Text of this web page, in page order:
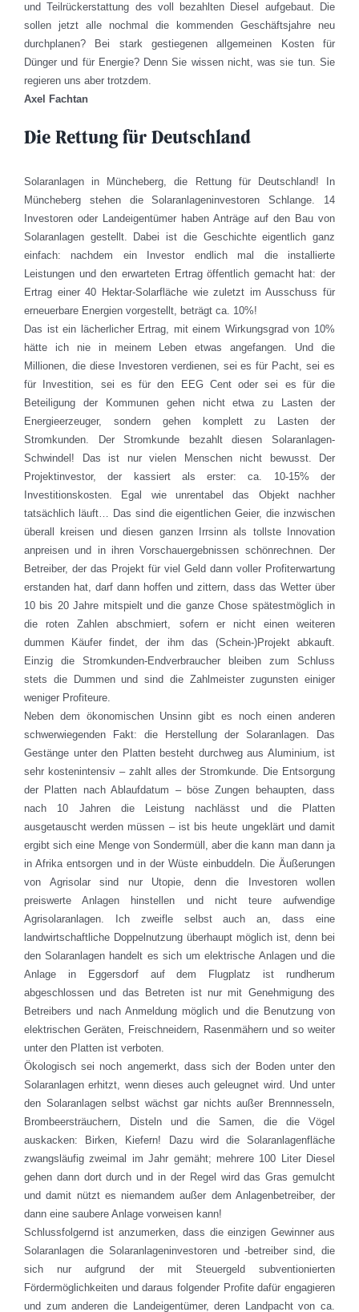
und Teilrückerstattung des voll bezahlten Diesel aufgebaut. Die
sollen jetzt alle nochmal die kommenden Geschäftsjahre neu
durchplanen? Bei stark gestiegenen allgemeinen Kosten für
Dünger und für Energie? Denn Sie wissen nicht, was sie tun. Sie
regieren uns aber trotzdem.
Axel Fachtan
Die Rettung für Deutschland
Solaranlagen in Müncheberg, die Rettung für Deutschland! In
Müncheberg stehen die Solaranlageninvestoren Schlange. 14
Investoren oder Landeigentümer haben Anträge auf den Bau von
Solaranlagen gestellt. Dabei ist die Geschichte eigentlich ganz
einfach: nachdem ein Investor endlich mal die installierte
Leistungen und den erwarteten Ertrag öffentlich gemacht hat: der
Ertrag einer 40 Hektar-Solarfläche wie zuletzt im Ausschuss für
erneuerbare Energien vorgestellt, beträgt ca. 10%!
Das ist ein lächerlicher Ertrag, mit einem Wirkungsgrad von 10%
hätte ich nie in meinem Leben etwas angefangen. Und die
Millionen, die diese Investoren verdienen, sei es für Pacht, sei es
für Investition, sei es für den EEG Cent oder sei es für die
Beteiligung der Kommunen gehen nicht etwa zu Lasten der
Energieerzeuger, sondern gehen komplett zu Lasten der
Stromkunden. Der Stromkunde bezahlt diesen Solaranlagen-
Schwindel! Das ist nur vielen Menschen nicht bewusst. Der
Projektinvestor, der kassiert als erster: ca. 10-15% der
Investitionskosten. Egal wie unrentabel das Objekt nachher
tatsächlich läuft… Das sind die eigentlichen Geier, die inzwischen
überall kreisen und diesen ganzen Irrsinn als tollste Innovation
anpreisen und in ihren Vorschauergebnissen schönrechnen. Der
Betreiber, der das Projekt für viel Geld dann voller Profiterwartung
erstanden hat, darf dann hoffen und zittern, dass das Wetter über
10 bis 20 Jahre mitspielt und die ganze Chose spätestmöglich in
die roten Zahlen abschmiert, sofern er nicht einen weiteren
dummen Käufer findet, der ihm das (Schein-)Projekt abkauft.
Einzig die Stromkunden-Endverbraucher bleiben zum Schluss
stets die Dummen und sind die Zahlmeister zugunsten einiger
weniger Profiteure.
Neben dem ökonomischen Unsinn gibt es noch einen anderen
schwerwiegenden Fakt: die Herstellung der Solaranlagen. Das
Gestänge unter den Platten besteht durchweg aus Aluminium, ist
sehr kostenintensiv – zahlt alles der Stromkunde. Die Entsorgung
der Platten nach Ablaufdatum – böse Zungen behaupten, dass
nach 10 Jahren die Leistung nachlässt und die Platten
ausgetauscht werden müssen – ist bis heute ungeklärt und damit
ergibt sich eine Menge von Sondermüll, aber die kann man dann ja
in Afrika entsorgen und in der Wüste einbuddeln. Die Äußerungen
von Agrisolar sind nur Utopie, denn die Investoren wollen
preiswerte Anlagen hinstellen und nicht teure aufwendige
Agrisolaranlagen. Ich zweifle selbst auch an, dass eine
landwirtschaftliche Doppelnutzung überhaupt möglich ist, denn bei
den Solaranlagen handelt es sich um elektrische Anlagen und die
Anlage in Eggersdorf auf dem Flugplatz ist rundherum
abgeschlossen und das Betreten ist nur mit Genehmigung des
Betreibers und nach Anmeldung möglich und die Benutzung von
elektrischen Geräten, Freischneidern, Rasenmähern und so weiter
unter den Platten ist verboten.
Ökologisch sei noch angemerkt, dass sich der Boden unter den
Solaranlagen erhitzt, wenn dieses auch geleugnet wird. Und unter
den Solaranlagen selbst wächst gar nichts außer Brennnesseln,
Brombeersträuchern, Disteln und die Samen, die die Vögel
auskacken: Birken, Kiefern! Dazu wird die Solaranlagenfläche
zwangsläufig zweimal im Jahr gemäht; mehrere 100 Liter Diesel
gehen dann dort durch und in der Regel wird das Gras gemulcht
und damit nützt es niemandem außer dem Anlagenbetreiber, der
dann eine saubere Anlage vorweisen kann!
Schlussfolgernd ist anzumerken, dass die einzigen Gewinner aus
Solaranlagen die Solaranlageninvestoren und -betreiber sind, die
sich nur aufgrund der mit Steuergeld subventionierten
Fördermöglichkeiten und daraus folgender Profite dafür engagieren
und zum anderen die Landeigentümer, deren Landpacht von ca.